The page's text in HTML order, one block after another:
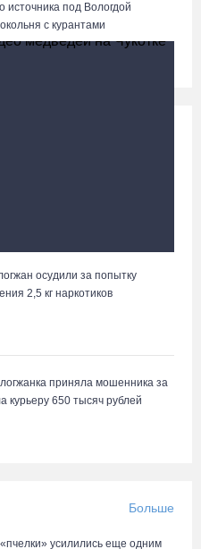
на Чукотке
источника под Вологдой
с курантами
осудили за попытку
2,5 кг наркотиков
приняла мошенника за
курьеру 650 тысяч рублей
Больше
«пчелки» усилились еще одним